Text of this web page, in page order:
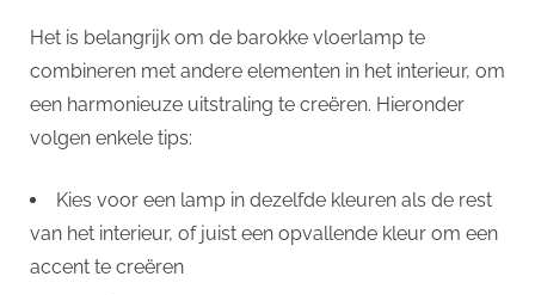
Het is belangrijk om de barokke vloerlamp te
combineren met andere elementen in het interieur, om
een harmonieuze uitstraling te creëren. Hieronder
volgen enkele tips:
Kies voor een lamp in dezelfde kleuren als de rest
van het interieur, of juist een opvallende kleur om een
accent te creëren